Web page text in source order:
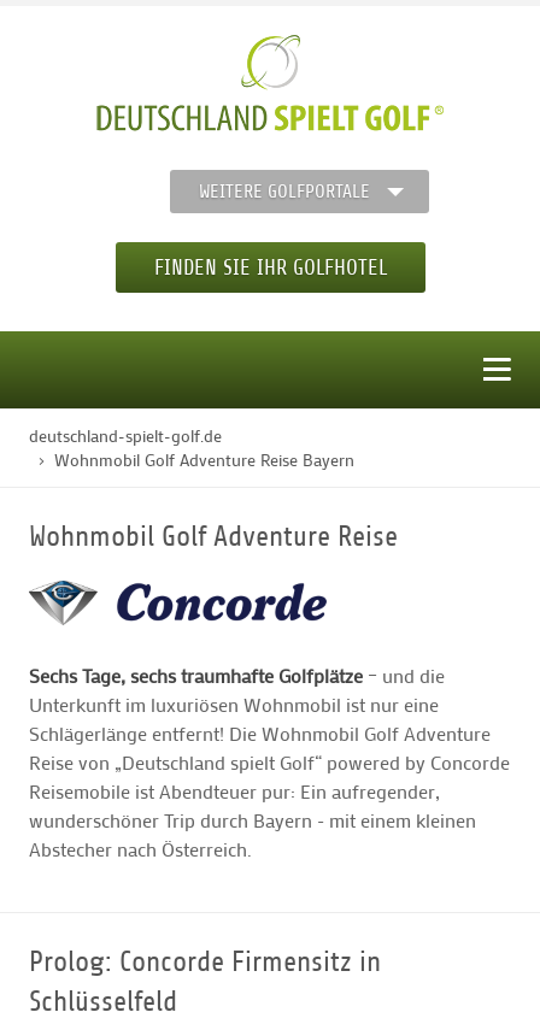
WEITERE GOLFPORTALE
FINDEN SIE IHR GOLFHOTEL
STARTSEITE
GOLFHOTELS
GOLFARRANGEMENTS
GOLF CARD
GOLF & WOMO
MALLORCA GOLFWOCHE
deutschland-spielt-golf.de
Wohnmobil Golf Adventure Reise Bayern
Wohnmobil Golf Adventure Reise
Sechs Tage, sechs traumhafte Golfplätze – und die
Unterkunft im luxuriösen Wohnmobil ist nur eine
Schlägerlänge entfernt! Die Wohnmobil Golf Adventure
Reise von „Deutschland spielt Golf“ powered by Concorde
Reisemobile ist Abendteuer pur: Ein aufregender,
wunderschöner Trip durch Bayern - mit einem kleinen
Abstecher nach Österreich.
Prolog: Concorde Firmensitz in
Schlüsselfeld